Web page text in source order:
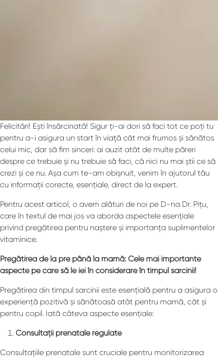
Felicitări! Ești însărcinată! Sigur ți-ai dori să faci tot ce poți tu
pentru a-i asigura un start în viață cât mai frumos și sănătos
celui mic, dar să fim sinceri: ai auzit atât de multe păreri
despre ce trebuie și nu trebuie să faci, că nici nu mai știi ce să
crezi și ce nu. Așa cum te-am obișnuit, venim în ajutorul tău
cu informații corecte, esențiale, direct de la expert.
Pentru acest articol, o avem alături de noi pe D-na Dr. Pițu,
care în textul de mai jos va aborda aspectele esențiale
privind pregătirea pentru naștere și importanța suplimentelor
vitaminice.
Pregătirea de la pre până la mamă: Cele mai importante
aspecte pe care să le iei în considerare în timpul sarcinii!
Pregătirea din timpul sarcinii este esențială pentru a asigura o
experiență pozitivă și sănătoasă atât pentru mamă, cât și
pentru copil. Iată câteva aspecte esențiale:
Consultații prenatale regulate
Consultațiile prenatale sunt cruciale pentru monitorizarea